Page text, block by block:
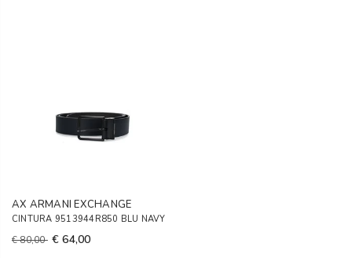
AX ARMANI EXCHANGE
CINTURA 9513944R850 BLU NAVY
€ 80,00 € 64,00